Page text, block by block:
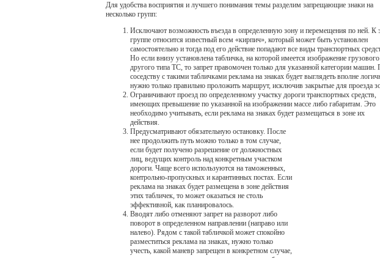
Для удобства восприятия и лучшего понимания темы разделим запрещающие знаки на
несколько групп:
Исключают возможность въезда в определенную зону и перемещения по ней. К
группе относится известный всем «кирпич», который может быть установлен
самостоятельно и тогда под его действие попадают все виды транспортных
Но если внизу установлена табличка, на которой имеется изображение
другого типа ТС, то запрет правомочен только для указанной категории машин.
соседству с такими табличками реклама на знаках будет выглядеть вполне
нужно только правильно проложить маршрут, исключив закрытые для проезда
Ограничивают проезд по определенному участку дороги транспортных средств,
имеющих превышение по указанной на изображении массе либо габаритам. Это
необходимо учитывать, если реклама на знаках будет размещаться в зоне их
действия.
Предусматривают обязательную остановку. После
нее продолжить путь можно только в том случае,
если будет получено разрешение от должностных
лиц, ведущих контроль над конкретным участком
дороги. Чаще всего используются на таможенных,
контрольно-пропускных и карантинных постах. Если
реклама на знаках будет размещена в зоне действия
этих табличек, то может оказаться не столь
эффективной, как планировалось.
Вводят либо отменяют запрет на разворот либо
поворот в определенном направлении (направо или
налево). Рядом с такой табличкой может спокойно
разместиться реклама на знаках, нужно только
учесть, какой маневр запрещен в конкретном случае,